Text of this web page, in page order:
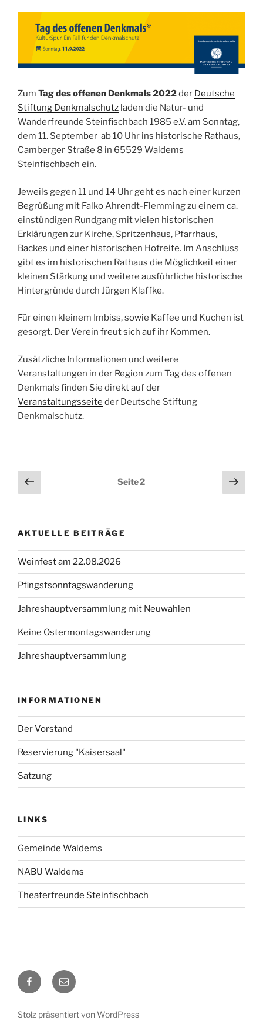
Zum Tag des offenen Denkmals 2022der Deutsche
Stiftung Denkmalschutz laden die Natur- und
Wanderfreunde Steinfischbach 1985 e.V. am Sonntag,
dem 11. September ab 10 Uhr ins historische Rathaus,
Camberger Straße 8 in 65529 Waldems
Steinfischbach ein.
Jeweils gegen 11 und 14 Uhr geht es nach einer kurzen
Begrüßung mit Falko Ahrendt-Flemming zu einem ca.
einstündigen Rundgang mit vielen historischen
Erklärungen zur Kirche, Spritzenhaus, Pfarrhaus,
Backes und einer historischen Hofreite. Im Anschluss
gibt es im historischen Rathaus die Möglichkeit einer
kleinen Stärkung und weitere ausführliche historische
Hintergründe durch Jürgen Klaffke.
Für einen kleinem Imbiss, sowie Kaffee und Kuchen ist
gesorgt. Der Verein freut sich auf ihr Kommen.
Zusätzliche Informationen und weitere
Veranstaltungen in der Region zum Tag des offenen
Denkmals finden Sie direkt auf der
Veranstaltungsseite der Deutsche Stiftung
Denkmalschutz.
Seitennummerierung
der
Vorherige
Seite
Seite2
AKTUELLE BEITRÄGE
Weinfest am 22.08.2026
Pfingstsonntagswanderung
Jahreshauptversammlung mit Neuwahlen
Keine Ostermontagswanderung
Jahreshauptversammlung
INFORMATIONEN
Der Vorstand
Reservierung "Kaisersaal"
Satzung
LINKS
Gemeinde Waldems
NABU Waldems
Theaterfreunde Steinfischbach
Facebook
E-
Mail
Stolz präsentiert von WordPress